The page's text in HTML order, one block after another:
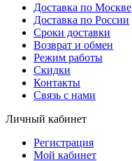
Доставка по Москве
Доставка по России
Сроки доставки
Возврат и обмен
Режим работы
Скидки
Контакты
Связь с нами
Личный кабинет
Регистрация
Мой кабинет